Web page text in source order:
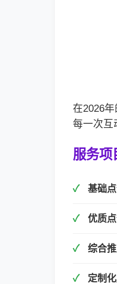
在2026
每一次互
服务项
基础点
优质点
综合推
定制化